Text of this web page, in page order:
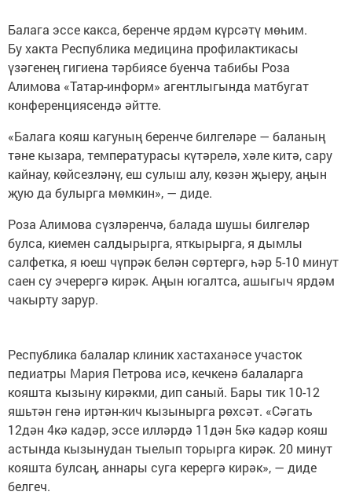
Балага эссе какса, беренче ярдәм күрсәтү мөһим.
Бу хакта Республика медицина профилактикасы
үзәгенең гигиена тәрбиясе буенча табибы Роза
Алимова «Татар-информ» агентлыгында матбугат
конференциясендә әйтте.
«Балага кояш кагуның беренче билгеләре — баланың
тәне кызара, температурасы күтәрелә, хәле китә, сару
кайнау, көйсезләнү, еш сулыш алу, көзән җыеру, аңын
җую да булырга мөмкин», — диде.
Роза Алимова сүзләренчә, балада шушы билгеләр
булса, киемен салдырырга, яткырырга, я дымлы
салфетка, я юеш чүпрәк белән сөртергә, һәр 5-10 минут
саен су эчерергә кирәк. Аңын югалтса, ашыгыч ярдәм
чакырту зарур.
Республика балалар клиник хастаханәсе участок
педиатры Мария Петрова исә, кечкенә балаларга
кояшта кызыну кирәкми, дип саный. Бары тик 10-12
яшьтән генә иртән-кич кызынырга рөхсәт. «Сәгать
12дән 4кә кадәр, эссе илләрдә 11дән 5кә кадәр кояш
астында кызынудан тыелып торырга кирәк. 20 минут
кояшта булсаң, аннары суга керергә кирәк», — диде
белгеч.